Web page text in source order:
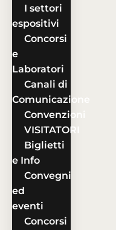
I settori
espositivi
Concorsi
e
Laboratori
Canali di
Comunicazione
Convenzioni
VISITATORI
Biglietti
e Info
Convegni
ed
eventi
Concorsi